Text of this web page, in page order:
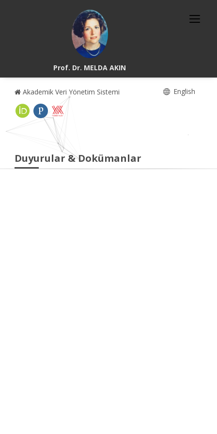
Prof. Dr. MELDA AKIN
Akademik Veri Yönetim Sistemi English
Duyurular & Dokümanlar